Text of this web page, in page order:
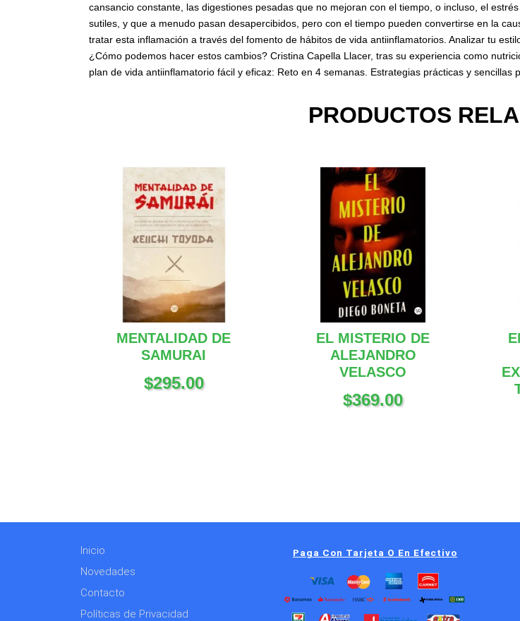
cansancio constante, las digestiones pesadas que no mejoran con el tiempo, o incluso, el
sutiles, y que a menudo pasan desapercibidos, pero con el tiempo pueden convertirse en la
tratar esta inflamación a través del fomento de hábitos de vida antiinflamatorios. Analizar tu
¿Cómo podemos hacer estos cambios? Cristina Capella Llacer, tras su experiencia como
plan de vida antiinflamatorio fácil y eficaz: Reto en 4 semanas. Estrategias prácticas y sencillas
PRODUCTOS
MENTALIDAD DE
SAMURAI
$295.00
EL MISTERIO DE
ALEJANDRO
VELASCO
$369.00
Inicio
Novedades
Contacto
Políticas de Privacidad
Paga Con Tarjeta O En Efectivo